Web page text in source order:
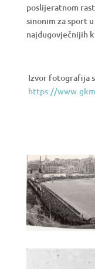
poslijeratnom
sinonim za sport
najdugovječnijih
Izvor fotografija
https://